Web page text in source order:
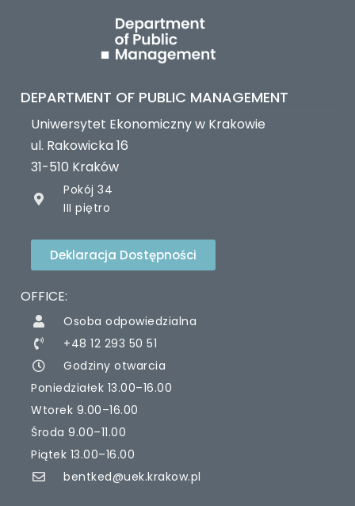
DEPARTMENT OF PUBLIC MANAGEMENT
Uniwersytet Ekonomiczny w Krakowie
ul. Rakowicka 16
31-510 Kraków
Pokój 34
III piętro
Deklaracja Dostępności
OFFICE:
Osoba odpowiedzialna
+48 12 293 50 51
Godziny otwarcia
Poniedziałek 13.00–16.00
Wtorek 9.00–16.00
Środa 9.00–11.00
Piątek 13.00–16.00
bentked@uek.krakow.pl